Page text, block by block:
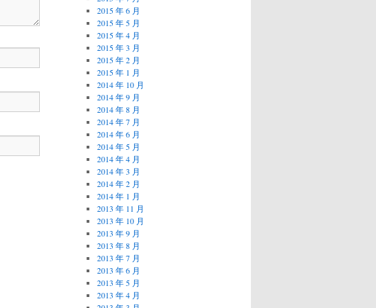
2015 年 6 月
2015 年 5 月
2015 年 4 月
2015 年 3 月
2015 年 2 月
2015 年 1 月
2014 年 10 月
2014 年 9 月
2014 年 8 月
2014 年 7 月
2014 年 6 月
2014 年 5 月
2014 年 4 月
2014 年 3 月
2014 年 2 月
2014 年 1 月
2013 年 11 月
2013 年 10 月
2013 年 9 月
2013 年 8 月
2013 年 7 月
2013 年 6 月
2013 年 5 月
2013 年 4 月